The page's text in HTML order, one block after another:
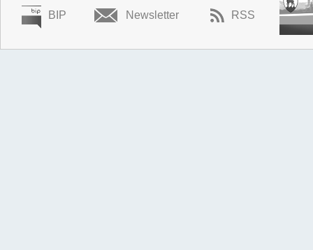
BIP Newsletter RSS